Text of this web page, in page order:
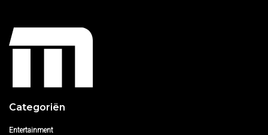
Categoriën
Entertainment